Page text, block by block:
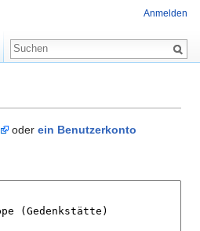
oder ein Benutzerkonto
Anmelden